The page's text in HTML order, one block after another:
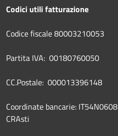
Codici utili fatturazione
Codice fiscale 80003210053
Partita IVA: 00180760050
CC.Postale: 000013396148
Coordinate bancarie:
CRAsti